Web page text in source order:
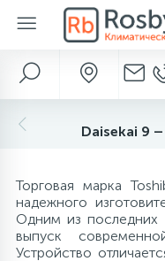
Главное меню
Главная
Акции и скидки
Бренды
Автохолодильники
Компрессорные
Абсорбционные
Аксессуары для
Диспенсеры для
Диспенсеры для
Диспенсеры для
Вентиляция
Вентиляторы
Вентиляционные
Водонагреватели
Электрические
Электрические
Газовые
Водоснабжение и
Кессоны
Погреба
Кондиционеры
Настенные
Мульти-сплит
Мобильные
Камины
Биокамины
Газовые камины
Дровяные
Метеоприборы
Барометры
Термометры
Цифровые
Насосы
Поверхностные
Погружные
Насосные
Обогреватели
Газовые обогреватели
Инфракрасные
Кабель для
Осушители
Бытовые
Промышленные
Аксессуары
Отопление
Аксессуары
Баки
Бойлеры
Очистка и
Обеззараживатели
Очистка воздуха
Увлажнители
Водяные
Электрические
Фильтры для воды
Аксессуары
Магистральные
Под раковину
Daisekai 9
Торговая марка
надежного
Одним из последних
выпуск
Устройство